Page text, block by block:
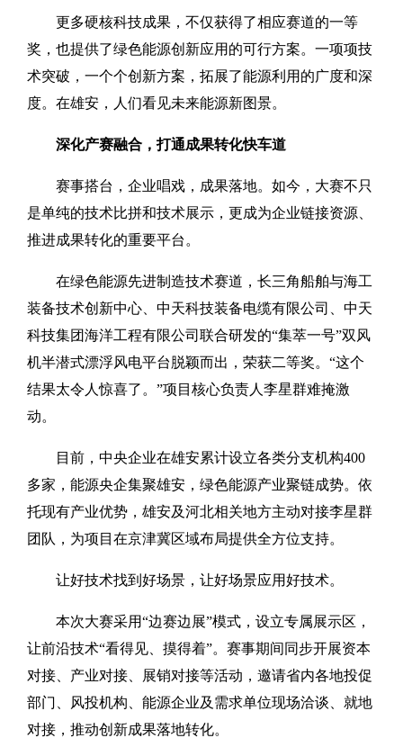
更多硬核科技成果，不仅获得了相应赛道的一等
奖，也提供了绿色能源创新应用的可行方案。一项项技
术突破，一个个创新方案，拓展了能源利用的广度和深
度。在雄安，人们看见未来能源新图景。
深化产赛融合，打通成果转化快车道
赛事搭台，企业唱戏，成果落地。如今，大赛不只
是单纯的技术比拼和技术展示，更成为企业链接资源、
推进成果转化的重要平台。
在绿色能源先进制造技术赛道，长三角船舶与海工
装备技术创新中心、中天科技装备电缆有限公司、中天
科技集团海洋工程有限公司联合研发的“集萃一号”双风
机半潜式漂浮风电平台脱颖而出，荣获二等奖。“这个
结果太令人惊喜了。”项目核心负责人李星群难掩激
动。
目前，中央企业在雄安累计设立各类分支机构400
多家，能源央企集聚雄安，绿色能源产业聚链成势。依
托现有产业优势，雄安及河北相关地方主动对接李星群
团队，为项目在京津冀区域布局提供全方位支持。
让好技术找到好场景，让好场景应用好技术。
本次大赛采用“边赛边展”模式，设立专属展示区，
让前沿技术“看得见、摸得着”。赛事期间同步开展资本
对接、产业对接、展销对接等活动，邀请省内各地投促
部门、风投机构、能源企业及需求单位现场洽谈、就地
对接，推动创新成果落地转化。